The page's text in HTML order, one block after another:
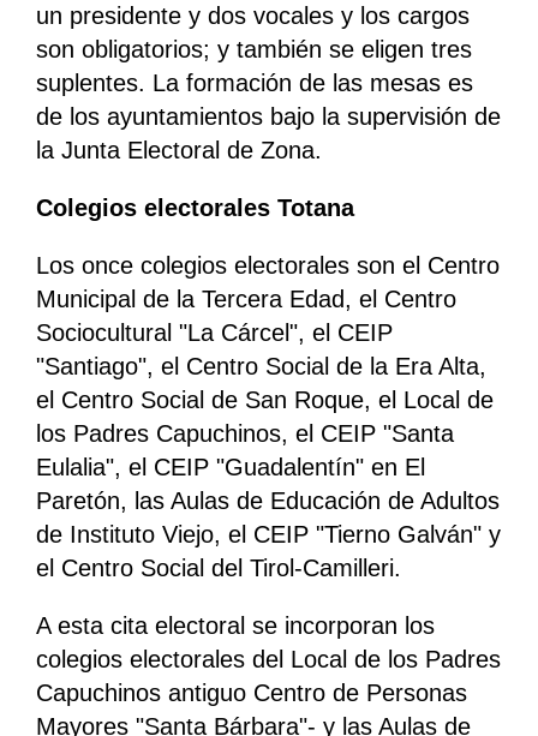
un presidente y dos vocales y los cargos
son obligatorios; y también se eligen tres
suplentes. La formación de las mesas es
de los ayuntamientos bajo la supervisión de
la Junta Electoral de Zona.
Colegios electorales Totana
Los once colegios electorales son el Centro
Municipal de la Tercera Edad, el Centro
Sociocultural "La Cárcel", el CEIP
"Santiago", el Centro Social de la Era Alta,
el Centro Social de San Roque, el Local de
los Padres Capuchinos, el CEIP "Santa
Eulalia", el CEIP "Guadalentín" en El
Paretón, las Aulas de Educación de Adultos
de Instituto Viejo, el CEIP "Tierno Galván" y
el Centro Social del Tirol-Camilleri.
A esta cita electoral se incorporan los
colegios electorales del Local de los Padres
Capuchinos antiguo Centro de Personas
Mayores "Santa Bárbara"- y las Aulas de